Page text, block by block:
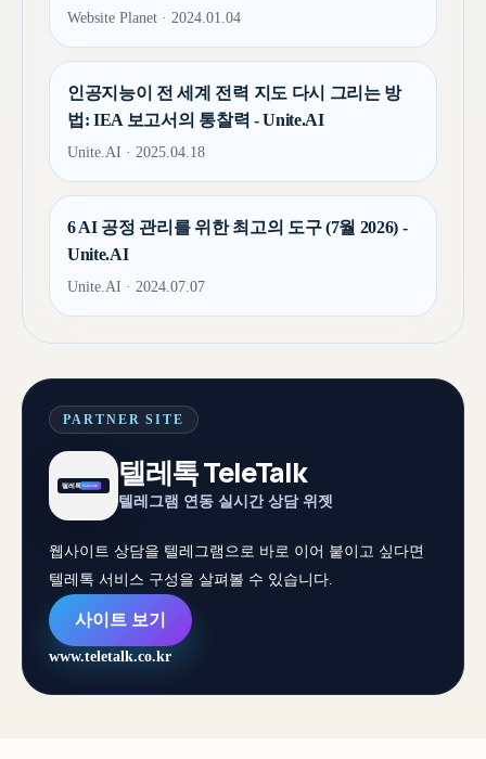
Website Planet · 2024.01.04
인공지능이 전 세계 전력 지도 다시 그리는 방
법: IEA 보고서의 통찰력 - Unite.AI
Unite.AI · 2025.04.18
6 AI 공정 관리를 위한 최고의 도구 (7월 2026) -
Unite.AI
Unite.AI · 2024.07.07
PARTNER SITE
텔레톡 TeleTalk
텔레그램 연동 실시간 상담 위젯
웹사이트 상담을 텔레그램으로 바로 이어 붙이고 싶다면
텔레톡 서비스 구성을 살펴볼 수 있습니다.
사이트 보기
www.teletalk.co.kr